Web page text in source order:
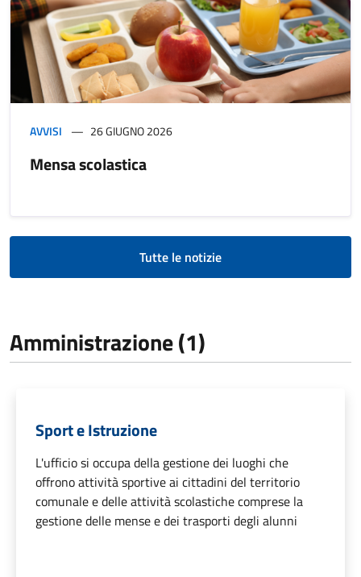
AVVISI 26 GIUGNO 2026
Mensa scolastica
Tutte le notizie
Amministrazione (1)
Sport e Istruzione
L'ufficio si occupa della gestione dei luoghi che
offrono attività sportive ai cittadini del territorio
comunale e delle attività scolastiche comprese la
gestione delle mense e dei trasporti degli alunni